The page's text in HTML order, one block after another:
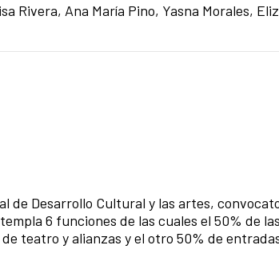
Rivera, Ana María Pino, Yasna Morales,
de Desarrollo Cultural y las artes,
6 funciones de las cuales el 50% de
teatro y alianzas y el otro 50% de